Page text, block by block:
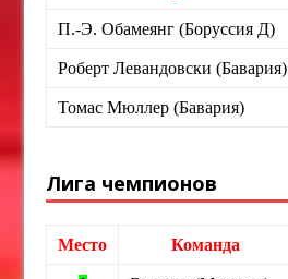
П.-Э. Обамеянг (Боруссия Д)
Роберт Левандовски (Бавария)
Томас Мюллер (Бавария)
Лига чемпионов
Место Команда